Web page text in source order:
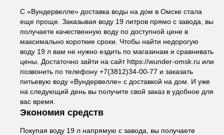
С «Вундервелле» доставка воды на дом в Омске стала
еще проще. Заказывая воду 19 литров прямо с завода, вы
получаете качественную воду по доступной цене в
максимально короткие сроки. Чтобы найти недорогую
воду 19 л вам не нужно ездить по магазинам и сравнивать
цены. Достаточно зайти на сайт https://wunder-omsk.ru или
позвонить по телефону +7(3812)34-00-77 и заказать
питьевую воду «Вундервелле» с доставкой на дом. И уже
на следующий день вы получите свой заказ в удобное для
вас время.
Экономия средств
Покупая воду 19 л напрямую с завода, вы получаете